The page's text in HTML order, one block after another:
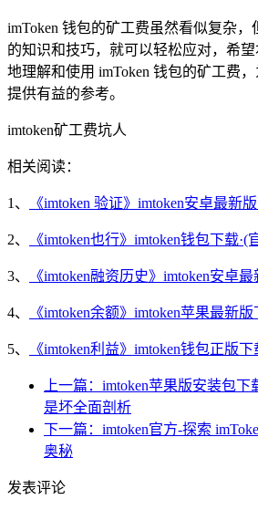
imToken 钱包的矿工费虽然看似复杂
的知识和技巧，就可以轻松应对，希
地理解和使用 imToken 钱包的矿工费
提供有益的参考。
imtoken矿工费坑人
相关阅读：
1、 《imtoken 验证》imtoken安卓最新
2、 《imtoken也行》imtoken钱包下载·(
3、 《imtoken融资历史》imtoken安卓
4、 《imtoken余额》imtoken苹果最新
5、 《imtoken利益》imtoken钱包正版
上一篇：imtoken苹果版安装包
是坏全面剖析
下一篇：imtoken官方-探索
奥秘
发表评论